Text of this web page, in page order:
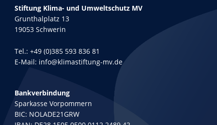
Stiftung Klima- und Umweltschutz MV
Grunthalplatz 13
19053 Schwerin
Tel.: +49 (0)385 593 836 81
E-Mail: info@klimastiftung-mv.de
Bankverbindung
Sparkasse Vorpommern
BIC: NOLADE21GRW